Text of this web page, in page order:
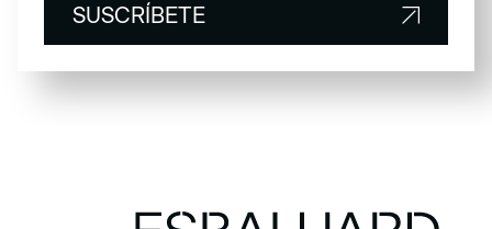
SUSCRÍBETE
SUSCRÍBETE